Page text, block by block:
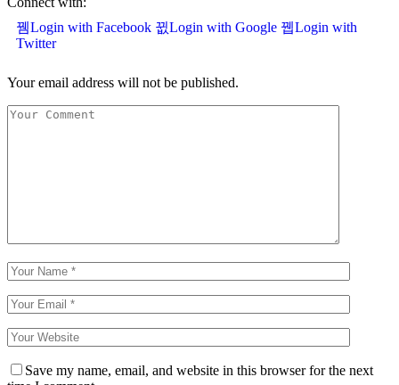
Login with Facebook
Login with Google
Login with
Twitter
Your email address will not be published.
Save my name, email, and website in this browser for the next